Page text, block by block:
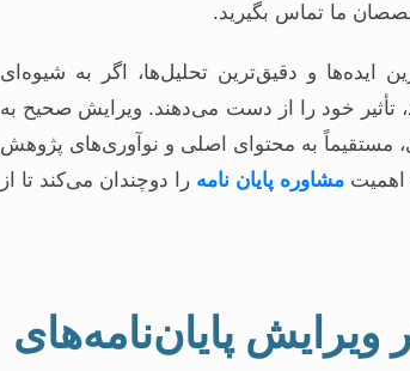
ما تماس بگیرید.
ایده‌ها و دقیق‌ترین تحلیل‌ها، اگر به شیوه‌ای
تأثیر خود را از دست می‌دهند. ویرایش صحیح به
مستقیماً به محتوای اصلی و نوآوری‌های پژوهش
اهمیت مشاوره پایان نامه را دوچندان می‌کند تا از
پایان‌نامه‌های